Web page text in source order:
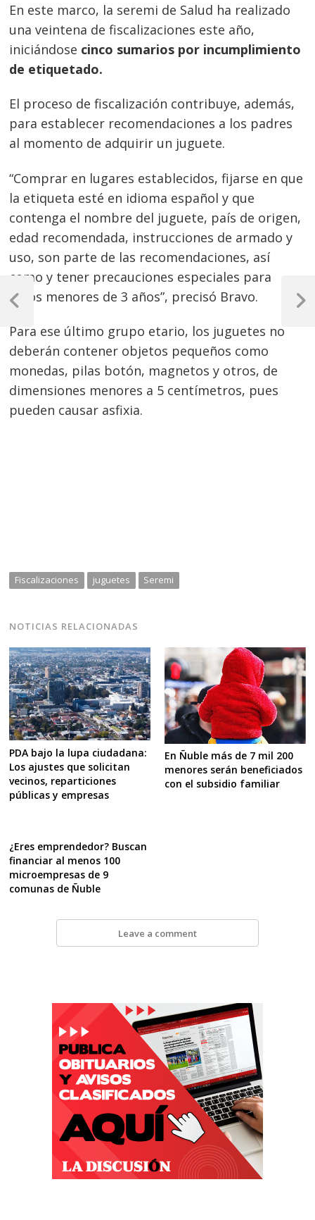
En este marco, la seremi de Salud ha realizado
una veintena de fiscalizaciones este año,
iniciándose cinco sumarios por incumplimiento
de etiquetado.
El proceso de fiscalización contribuye, además,
para establecer recomendaciones a los padres
al momento de adquirir un juguete.
“Comprar en lugares establecidos, fijarse en que
la etiqueta esté en idioma español y que
contenga el nombre del juguete, país de origen,
edad recomendada, instrucciones de armado y
uso, son parte de las recomendaciones, así
como y tener precauciones especiales para
niños menores de 3 años”, precisó Bravo.
Para ese último grupo etario, los juguetes no
deberán contener objetos pequeños como
monedas, pilas botón, magnetos y otros, de
dimensiones menores a 5 centímetros, pues
pueden causar asfixia.
Fiscalizaciones juguetes Seremi
NOTICIAS RELACIONADAS
PDA bajo la lupa ciudadana:
Los ajustes que solicitan
vecinos, reparticiones
públicas y empresas
En Ñuble más de 7 mil 200
menores serán beneficiados
con el subsidio familiar
¿Eres emprendedor? Buscan
financiar al menos 100
microempresas de 9
comunas de Ñuble
Leave a comment
Navegación
de
entradas
Previous
Next